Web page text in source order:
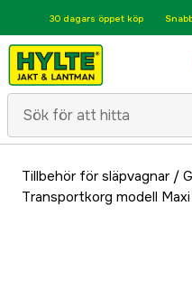
30 dagars öppet köp
Tillbehör för släpvagnar/
Transportkorg modell Maxi